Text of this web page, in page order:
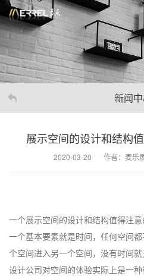
新闻
展示空间的设计和结构
2020-03-20 作者：麦乐
一个展示空间的设计和结构值得注
一个基本要素就是时间，任何空间
个空间进入另一个空间，没有时间
设计公司对空间的体验实际上是一